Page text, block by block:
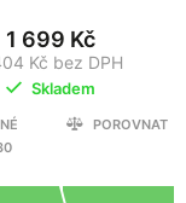
1 699 Kč
Kč bez DPH
Skladem
POROVNAT